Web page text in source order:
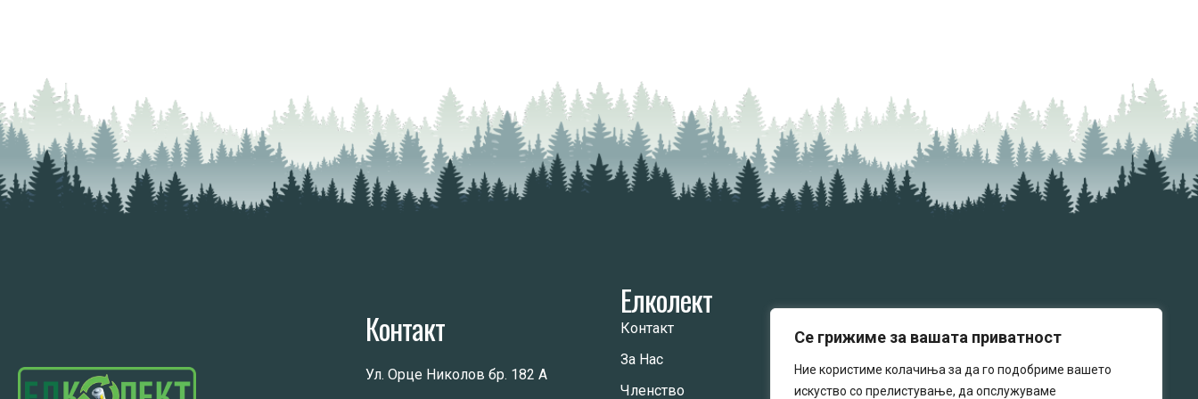
Се грижиме за вашата приватност
Ние користиме колачиња за да го подобриме вашето
искуство со прелистување, да опслужуваме
Контакт
Ул. Орце Николов бр. 182 А
Елколект
Контакт
За Нас
Членство
Ние сме Елколект -